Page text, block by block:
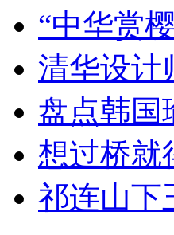
“中华赏
清华设计
盘点韩国
想过桥就
祁连山下